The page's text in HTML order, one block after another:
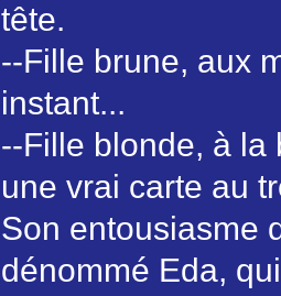
tête.
--Fille brune, aux
instant...
--Fille blonde, à la
une vrai carte au
Son entousiasme
dénommé Eda,